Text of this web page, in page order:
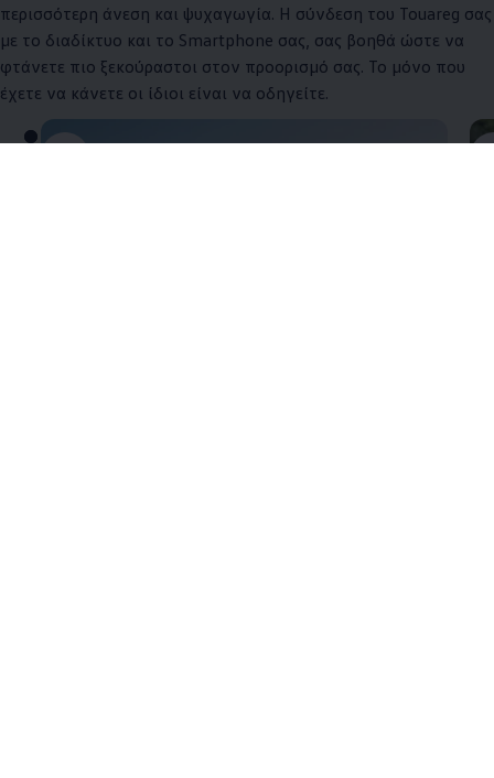
περισσότερη άνεση και ψυχαγωγία. Η σύνδεση του Touareg σας
με το διαδίκτυο και το Smartphone σας, σας βοηθά ώστε να
φτάνετε πιο ξεκούραστοι στον προορισμό σας. Το μόνο που
έχετε να κάνετε οι ίδιοι είναι να οδηγείτε.